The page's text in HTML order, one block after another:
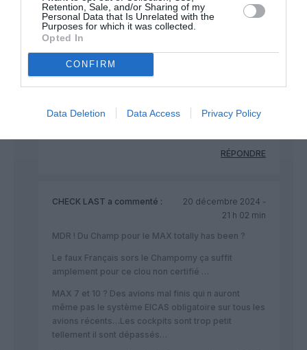
Retention, Sale, and/or Sharing of my
Personal Data that Is Unrelated with the
Purposes for which it was collected.
Opted In
CONFIRM
Data Deletion Data Access Privacy Policy
bravo ! mais boeing va faire combien de bénéfice
Allez, c est facile car c est qi des fanatiques boys
RÉPONDRE
CHECK LAST a commenté :
20 décembre 2024 -
21 h 02 min
MDR ! Du Champ pour le MAX totally has been ?
Le faux Français sors le Champomy ça suffit
amplement pour ce clou non certifié …
MAX 7 et 10 ? Des avions mal finis qui n auront
même pas le système EICAS obligatoire sur tous les
avions récents…Les cockpits sont trop petit
tellement il sont dépassés…